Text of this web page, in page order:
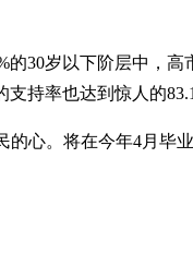
30岁以下阶层中，
持率也达到惊人的
心。将在今年4月